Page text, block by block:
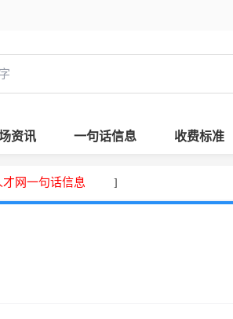
资讯 一句话信息 收费标准
网一句话信息 ]